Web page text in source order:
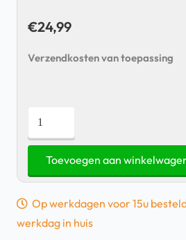
€24,99
Verzendkosten van toepassing
Samsung
Galaxy
FE
Smart
Toevoegen aan
Op werkdagen voor 15u
werkdag in huis